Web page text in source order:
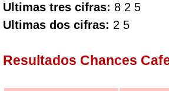
Ultimas tres cifras: 8 2 5
Ultimas dos cifras: 2 5
Resultados Chances